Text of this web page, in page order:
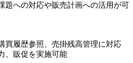
題への対応や販売計画への活用が可
買履歴参照、売掛残高管理に対応
、販促を実施可能